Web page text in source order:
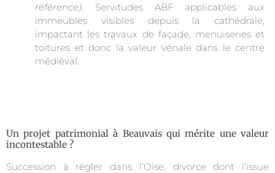
référence). Servitudes ABF applicables aux
immeubles visibles depuis la cathédrale,
impactant les travaux de façade, menuiseries et
toitures et donc la valeur vénale dans le centre
médiéval.
Un projet patrimonial à Beauvais qui mérite une valeur
incontestable ?
Succession à régler dans l’Oise, divorce dont l’issue